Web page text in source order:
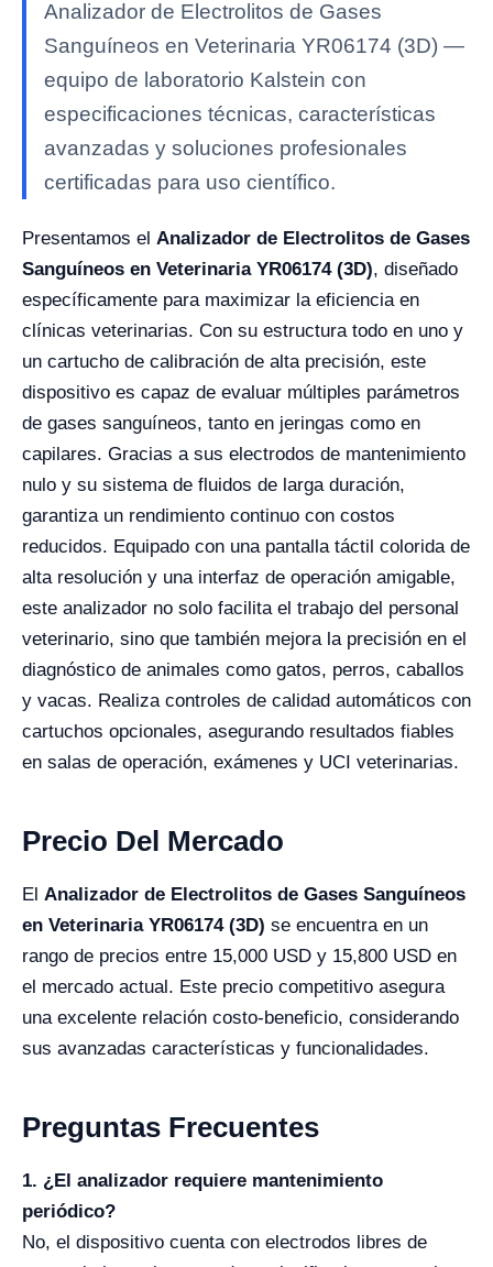
Analizador de Electrolitos de Gases
Sanguíneos en Veterinaria YR06174 (3D) —
equipo de laboratorio Kalstein con
especificaciones técnicas, características
avanzadas y soluciones profesionales
certificadas para uso científico.
Presentamos el Analizador de Electrolitos de Gases
Sanguíneos en Veterinaria YR06174 (3D), diseñado
específicamente para maximizar la eficiencia en
clínicas veterinarias. Con su estructura todo en uno y
un cartucho de calibración de alta precisión, este
dispositivo es capaz de evaluar múltiples parámetros
de gases sanguíneos, tanto en jeringas como en
capilares. Gracias a sus electrodos de mantenimiento
nulo y su sistema de fluidos de larga duración,
garantiza un rendimiento continuo con costos
reducidos. Equipado con una pantalla táctil colorida de
alta resolución y una interfaz de operación amigable,
este analizador no solo facilita el trabajo del personal
veterinario, sino que también mejora la precisión en el
diagnóstico de animales como gatos, perros, caballos
y vacas. Realiza controles de calidad automáticos con
cartuchos opcionales, asegurando resultados fiables
en salas de operación, exámenes y UCI veterinarias.
Precio Del Mercado
El Analizador de Electrolitos de Gases Sanguíneos
en Veterinaria YR06174 (3D) se encuentra en un
rango de precios entre 15,000 USD y 15,800 USD en
el mercado actual. Este precio competitivo asegura
una excelente relación costo-beneficio, considerando
sus avanzadas características y funcionalidades.
Preguntas Frecuentes
1. ¿El analizador requiere mantenimiento
periódico?
No, el dispositivo cuenta con electrodos libres de